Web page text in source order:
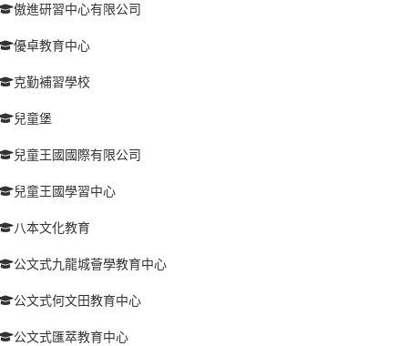
傲進研習中心有限公司
優卓教育中心
克勤補習學校
兒童堡
兒童王國國際有限公司
兒童王國學習中心
八本文化教育
公文式九龍城薈學教育中心
公文式何文田教育中心
公文式匯萃教育中心